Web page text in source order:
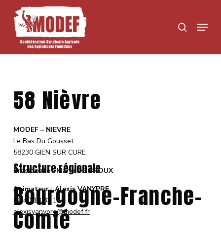
content
search
Menu
58 Nièvre
MODEF – NIEVRE
Le Bas Du Gousset
58230 GIEN SUR CURE
Présidente : Marie DE BROUX
Animateur : Alexis VANYPRE
06 40 18 83 12
alexisvanypre@modef.fr
Structure régionale
Bourgogne-Franche-
Comté